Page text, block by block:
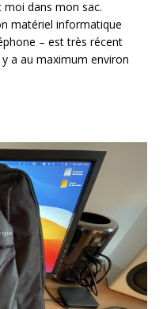
dans mon sac.
matériel informatique
– est très récent
a au maximum environ